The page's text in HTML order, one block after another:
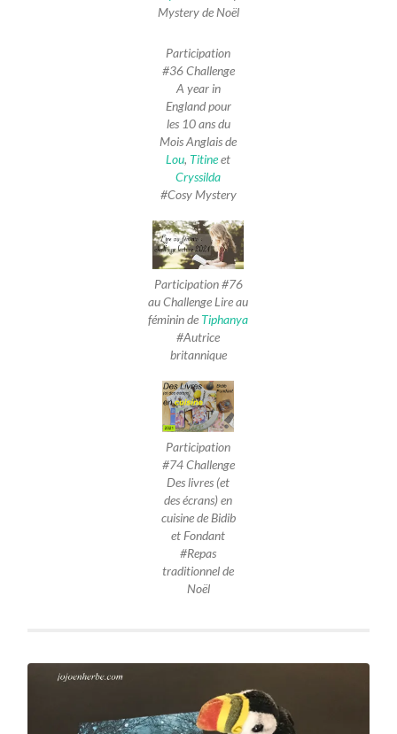
Mystery de Noël
Participation
#36 Challenge
A year in
England pour
les 10 ans du
Mois Anglais de
Lou, Titineet
Cryssilda
#Cosy Mystery
Participation #76
au Challenge Lire au
féminin de Tiphanya
#Autrice
britannique
Participation
#74 Challenge
Des livres (et
des écrans) en
cuisine de Bidib
et Fondant
#Repas
traditionnel de
Noël